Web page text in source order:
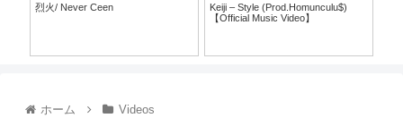
烈火/ Never Ceen
Keiji – Style (Prod.Homunculu$)
【Official Music Video】
ホーム Videos